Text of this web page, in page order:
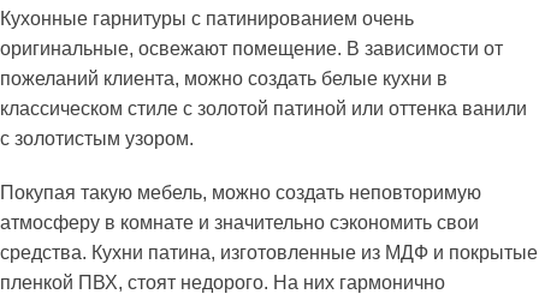
Кухонные гарнитуры с патинированием очень
оригинальные, освежают помещение. В зависимости от
пожеланий клиента, можно создать белые кухни в
классическом стиле с золотой патиной или оттенка ванили
с золотистым узором.
Покупая такую мебель, можно создать неповторимую
атмосферу в комнате и значительно сэкономить свои
средства. Кухни патина, изготовленные из МДФ и покрытые
пленкой ПВХ, стоят недорого. На них гармонично